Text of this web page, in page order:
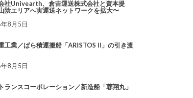
社Univearth、倉吉運送株式会社と資本提
陰エリアへ実運送ネットワークを拡大〜
8月5日
工業／ばら積運搬船「ARISTOS II」の引き渡
8月5日
ランスコーポレーション／新造船「蓉翔丸」